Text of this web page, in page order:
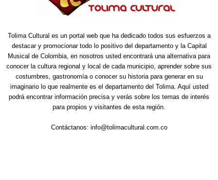
Tolima Cultural es un portal web que ha dedicado todos sus esfuerzos a
destacar y promocionar todo lo positivo del departamento y la Capital
Musical de Colombia, en nosotros usted encontrará una alternativa para
conocer la cultura regional y local de cada municipio, aprender sobre sus
costumbres, gastronomía o conocer su historia para generar en su
imaginario lo que realmente es el departamento del Tolima. Aquí usted
podrá encontrar información precisa y verás sobre los temas de interés
para propios y visitantes de esta región.
Contáctanos: info@tolimacultural.com.co